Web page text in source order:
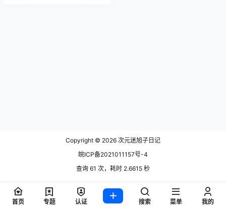
Copyright © 2026 次元迷旭子日记
皖ICP备2021011157号-4
查询 61 次，耗时 2.6615 秒
首页 专题 认证 搜索 菜单 我的